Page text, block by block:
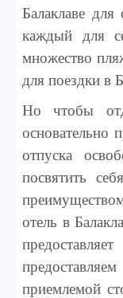
Балаклаве
каждый для
множество
для поездки в
Но чтобы
основательно
отпуска
посвятить
отель в
приемлемой